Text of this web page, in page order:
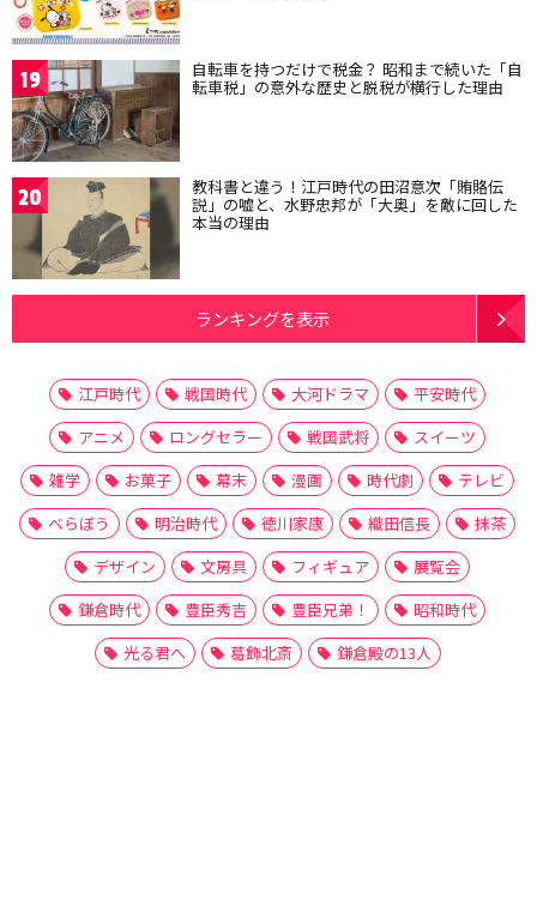
19 自転車を持つだけで税金？ 昭和まで続いた「自
転車税」の意外な歴史と脱税が横行した理由
20 教科書と違う！江戸時代の田沼意次「賄賂伝
説」の嘘と、水野忠邦が「大奥」を敵に回した
本当の理由
ランキングを表示
江戸時代 戦国時代 大河ドラマ
平安時代
アニメ
ロングセラー 戦国武将
スイーツ
雑学
お菓子 幕末 漫画 時代劇
テレビ
べらぼう
明治時代 徳川家康 織田信長
抹茶
デザイン
文房具 フィギュア
展覧会
鎌倉時代
豊臣秀吉 豊臣兄弟！
昭和時代
光る君へ
葛飾北斎 鎌倉殿の13人